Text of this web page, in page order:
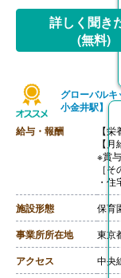
【昇
【退
詳しく聞き
(無料)
グローバル
小金井駅】
給与・報酬
【
【
※賞
［
・
※寮
・子
【賞
12
一
※年
給。
施設形態 保育
事業所所在地 東京
アクセス 中央